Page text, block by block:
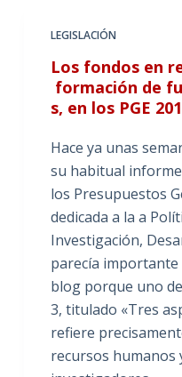
LEGISLACIÓN
Los fondos en
formación de
s, en los PGE
Hace ya unas
su habitual
los Presupuestos
dedicada a la a
Investigación,
parecía
blog porque uno
3, titulado «Tres
refiere
recursos